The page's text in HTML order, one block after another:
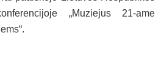
„Muziejus 21-ame